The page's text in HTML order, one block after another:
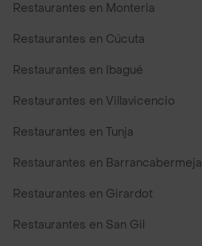
Restaurantes en Monteria
Restaurantes en Cúcuta
Restaurantes en Ibagué
Restaurantes en Villavicencio
Restaurantes en Tunja
Restaurantes en Barrancabermeja
Restaurantes en Girardot
Restaurantes en San Gil